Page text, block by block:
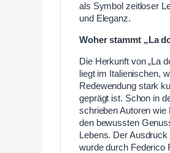
als Symbol zeitloser
und Eleganz.
Woher stammt „La
Die Herkunft von „La
liegt im Italienischen,
Redewendung stark
geprägt ist. Schon in
schrieben Autoren wie
den bewussten
Lebens. Der Ausdruck
wurde durch Federico